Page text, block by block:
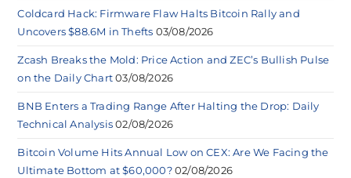
Coldcard Hack: Firmware Flaw Halts Bitcoin Rally and
Uncovers $88.6M in Thefts 03/08/2026
Zcash Breaks the Mold: Price Action and ZEC’s Bullish Pulse
on the Daily Chart 03/08/2026
BNB Enters a Trading Range After Halting the Drop: Daily
Technical Analysis 02/08/2026
Bitcoin Volume Hits Annual Low on CEX: Are We Facing the
Ultimate Bottom at $60,000? 02/08/2026